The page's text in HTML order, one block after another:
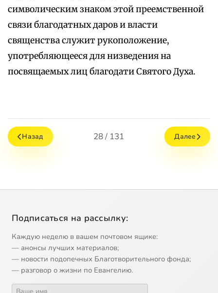
символическим знаком этой преемственной
связи благодатных даров и власти
священства служит рукоположение,
употребляющееся для низведения на
посвящаемых лиц благодати Святого Духа.
Назад 28 / 131 Далее
Подписаться на рассылку:
Каждую неделю в вашем почтовом ящике:
— анонсы лучших материалов;
— новости подопечных Благотворительного фонда;
— разговор о жизни по Евангелию.